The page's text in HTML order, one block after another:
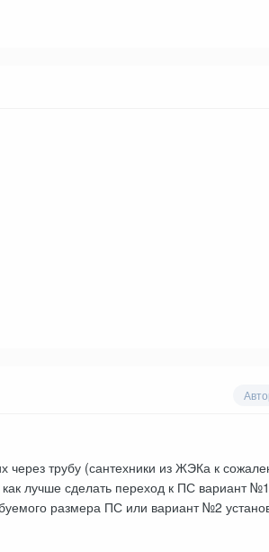
трубу (сантехники из ЖЭКа к
лучше сделать переход к ПС вариант
размера ПС или вариант №2